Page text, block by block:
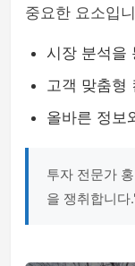
중요한 요소입
시장 분석을
고객 맞춤형
올바른 정보
투자 전문가
을 쟁취합니다